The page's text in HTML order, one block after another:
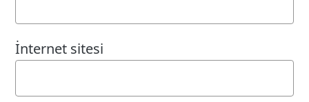
İnternet sitesi